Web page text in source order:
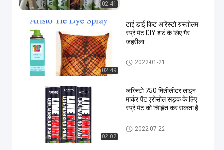
02:41
02:49
टाई डाई किट अरिस्टो रुस्तोलम
स्प्रे पेंट DIY शर्ट के लिए गैर
जहरीला
फैब्रिक स्प्रे पेंट
2022-01-21
02:02
अरिस्टो 750 मिलीलीटर लाइन
मार्कर पेंट एरोसोल सड़क के लिए
स्प्रे पेंट को चिह्नित कर सकता है
स्प्रे पेंट चिह्नित
2022-07-22